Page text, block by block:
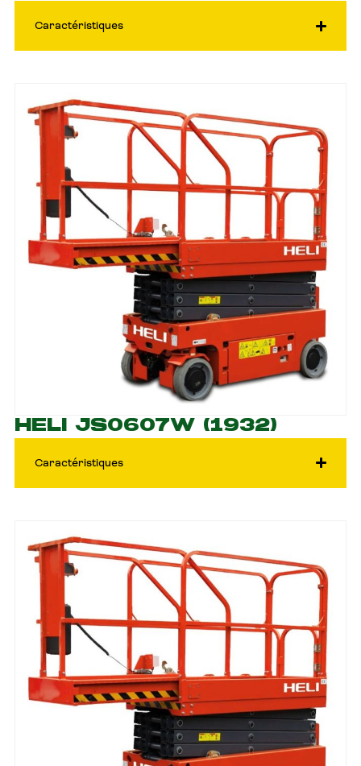
Caractéristiques
HELI JS0607W (1932)
Caractéristiques